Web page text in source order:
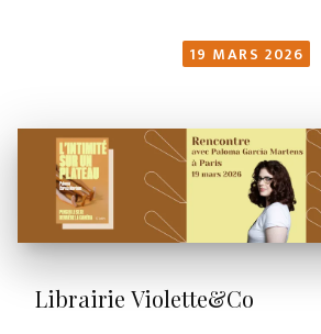
19 MARS 2026
Librairie Violette&Co